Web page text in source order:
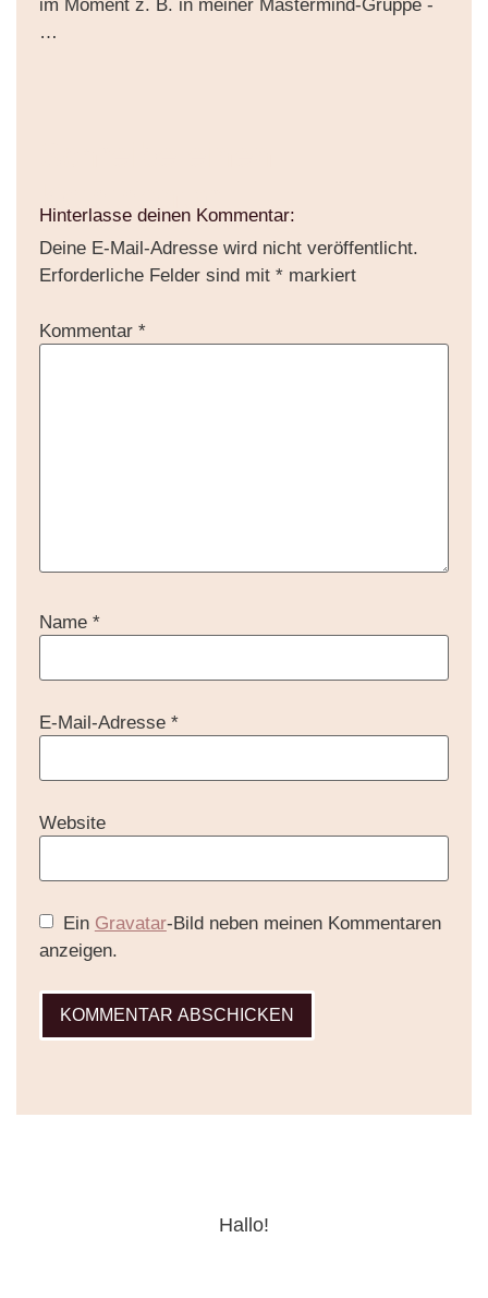
im Moment z. B. in meiner Mastermind-Gruppe -
…
Hinterlasse deinen Kommentar:
Deine E-Mail-Adresse wird nicht veröffentlicht.
Erforderliche Felder sind mit* markiert
Kommentar*
Name*
E-Mail-Adresse*
Website
Ein Gravatar-Bild neben meinen Kommentaren
anzeigen.
Hallo!